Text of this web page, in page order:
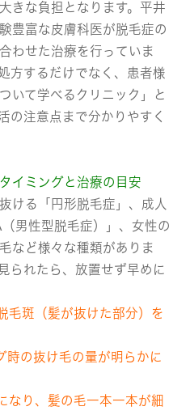
きな負担となります。平井
豊富な皮膚科医が脱毛症の
わせた治療を行っていま
方するだけでなく、患者様
いて学べるクリニック」と
の注意点まで分かりやすく
イミングと治療の目安
ける「円形脱毛症」、成人
男性型脱毛症）」、女性の
など様々な種類がありま
られたら、放置せず早めに
毛斑（髪が抜けた部分）を
時の抜け毛の量が明らかに
なり、髪の毛一本一本が細